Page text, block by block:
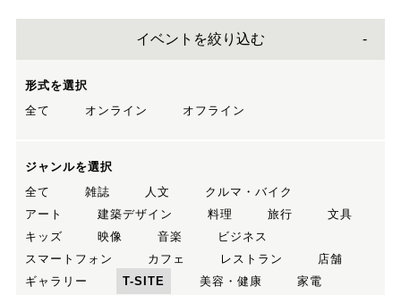
イベントを絞り込む
形式を選択
全て
オンライン オフライン
ジャンルを選択
全て
雑誌 人文
クルマ・バイク
アート
建築デザイン 料理 旅行
文具
キッズ
映像 音楽
ビジネス
スマートフォン
カフェ レストラン
店舗
ギャラリー
T-SITE 美容・健康
家電